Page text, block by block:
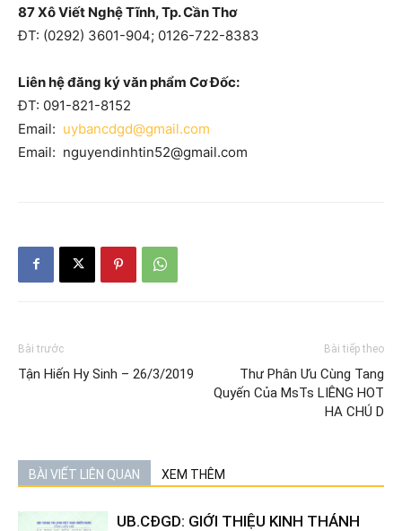
87 Xô Viết Nghệ Tĩnh, Tp. Cần Thơ
ĐT: (0292) 3601-904; 0126-722-8383
Liên hệ đăng ký văn phẩm Cơ Đốc:
ĐT: 091-821-8152
Email: uybancdgd@gmail.com
Email: nguyendinhtin52@gmail.com
Bài trước
Tận Hiến Hy Sinh – 26/3/2019
Bài tiếp theo
Thư Phân Ưu Cùng Tang
Quyến Của MsTs LIÊNG HOT
HA CHÚ D
BÀI VIẾT LIÊN QUAN XEM THÊM
UB.CĐGD: GIỚI THIỆU KINH THÁNH